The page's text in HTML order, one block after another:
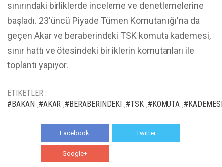
sınırındaki birliklerde inceleme ve denetlemelerine
başladı. 23'üncü Piyade Tümen Komutanlığı'na da
geçen Akar ve beraberindeki TSK komuta kademesi,
sınır hattı ve ötesindeki birliklerin komutanları ile
toplantı yapıyor.
ETIKETLER :
#BAKAN ,#AKAR ,#BERABERINDEKI ,#TSK ,#KOMUTA ,#KADEMESI
Facebook Twitter
Google+